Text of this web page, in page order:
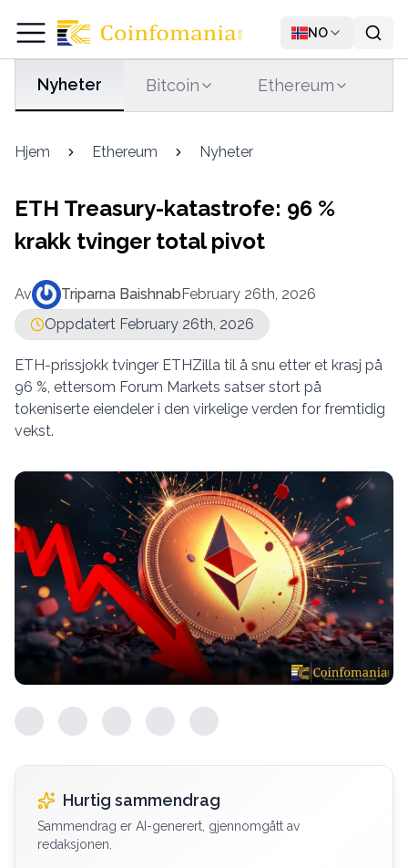
NO
Nyheter Bitcoin Ethereum
Hjem Ethereum Nyheter
ETH Treasury-katastrofe: 96 %
krakk tvinger total pivot
Av Triparna BaishnabFebruary 26th, 2026
Oppdatert February 26th, 2026
ETH-prissjokk tvinger ETHZilla til å snu etter et krasj på
96 %, ettersom Forum Markets satser stort på
tokeniserte eiendeler i den virkelige verden for fremtidig
vekst.
Hurtig sammendrag
Sammendrag er AI-generert, gjennomgått av
redaksjonen.